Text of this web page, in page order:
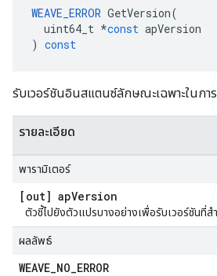
WEAVE_ERROR GetVersion(
uint64_t *const apVersion
) const
รับเวอร์ชันอินสแตนซ์ลักษณะเฉพาะในก
รายละเอียด
พารามิเตอร์
[out] apVersion
ตัวชี้ไปยังตัวแปรบางอย่างเพื่อรับเวอร์ชันที่สำ
ผลลัพธ์
WEAVE_NO_ERROR